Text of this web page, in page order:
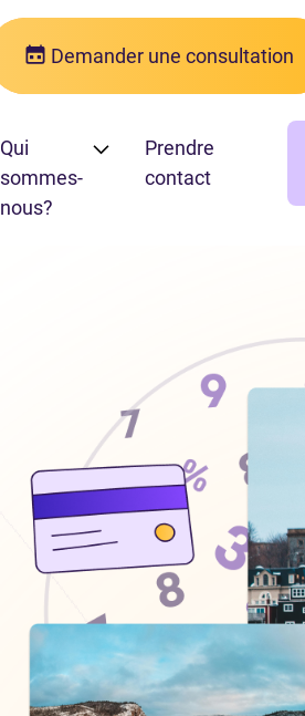
Demander une consultation
Qui
sommes-
nous?
Prendre
contact